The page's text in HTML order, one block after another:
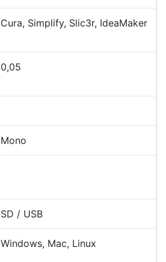
Cura, Simplify, Slic3r, IdeaMaker
0,05
Mono
SD / USB
Windows, Mac, Linux